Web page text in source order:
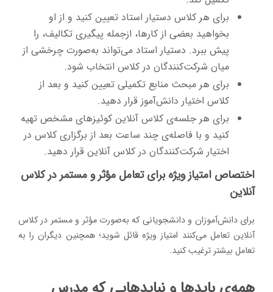
برای هر کلاس دستیار استاد تعیین کنید و از او
بخواهید بعضی از کارها، ازجمله پیگیری تکالیف، را
پیش ببرد. دستیار استاد می‌تواند به‌صورت چرخشی از
میان شرکت‌کنندگان در کلاس انتخاب شود.
برای هر مبحث منابع تکمیلی تعیین کنید و بعد از
کلاس اختیار دانش‌آموز قرار دهید.
برای هر جلسه‌ی کلاس آنلاین کوئیزهای مشخص تهیه
کنید و با فاصله‌ی چند ساعت بعد از برگزاری کلاس در
اختیار شرکت‌کنندگان در کلاس آنلاین قرار دهید.
اختصاص امتیاز ویژه برای تعامل مؤثر و مستمر در کلاس
آنلاین
برای دانش‌آموزان و دانشجویانی که به‌صورت مؤثر و مستمر در کلاس
آنلاین تعامل می‌کنند امتیاز ویژه قائل شوید؛ همچنین دیگران را به
تعامل بیشتر ترغیب کنید.